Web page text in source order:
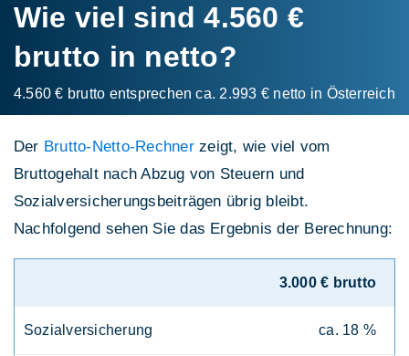
Wie viel sind 4.560 €
brutto in netto?
4.560 € brutto entsprechen ca. 2.993 € netto in Österreich
Der Brutto-Netto-Rechnerzeigt, wie viel vom
Bruttogehalt nach Abzug von Steuern und
Sozialversicherungsbeiträgen übrig bleibt.
Nachfolgend sehen Sie das Ergebnis der Berechnung:
3.000 € brutto
Sozialversicherung ca. 18 %